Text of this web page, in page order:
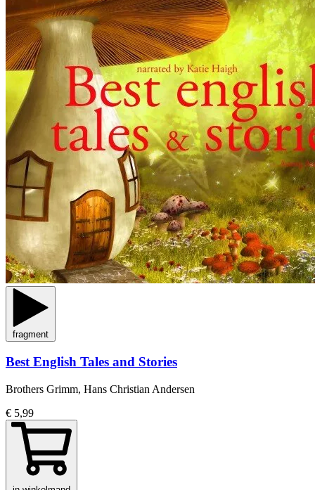
fragment
Best English Tales and Stories
Brothers Grimm, Hans Christian Andersen
€ 5,99